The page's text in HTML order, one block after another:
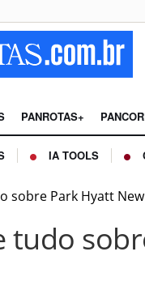
PANROTAS+
IA TOOLS
sobre Park Hyatt
tudo